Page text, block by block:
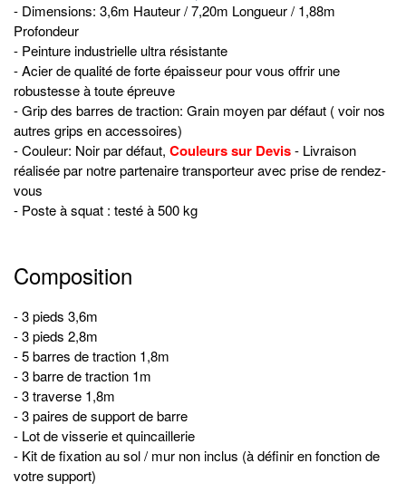
- Dimensions: 3,6m Hauteur / 7,20m Longueur / 1,88m
Profondeur
- Peinture industrielle ultra résistante
- Acier de qualité de forte épaisseur pour vous offrir une
robustesse à toute épreuve
- Grip des barres de traction: Grain moyen par défaut ( voir nos
autres grips en accessoires)
- Couleur: Noir par défaut, Couleurs sur Devis- Livraison
réalisée par notre partenaire transporteur avec prise de rendez-
vous
- Poste à squat : testé à 500 kg
Composition
- 3 pieds 3,6m
- 3 pieds 2,8m
- 5 barres de traction 1,8m
- 3 barre de traction 1m
- 3 traverse 1,8m
- 3 paires de support de barre
- Lot de visserie et quincaillerie
- Kit de fixation au sol / mur non inclus (à définir en fonction de
votre support)